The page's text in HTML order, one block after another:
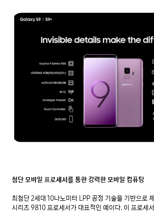
첨단 모바일 프로세서를 통한 강력한 모바일 컴퓨팅
최첨단 2세대 10나노미터 LPP 공정 기술을 기반으로
시리즈 9810 프로세서가 대표적인 예이다. 이 프로세